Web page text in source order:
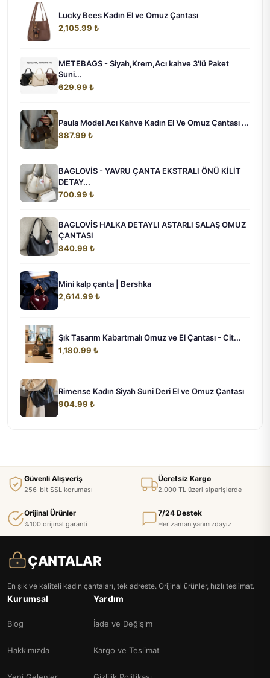
Lucky Bees Kadın El ve Omuz Çantası
2,105.99 ₺
METEBAGS - Siyah,Krem,Acı kahve 3'lü Paket
Suni...
629.99 ₺
Paula Model Acı Kahve Kadın El Ve Omuz Çantası ...
887.99 ₺
BAGLOVİS - YAVRU ÇANTA EKSTRALI ÖNÜ KİLİT
DETAY...
700.99 ₺
BAGLOVİS HALKA DETAYLI ASTARLI SALAŞ OMUZ
ÇANTASI
840.99 ₺
Mini kalp çanta | Bershka
2,614.99 ₺
Şık Tasarım Kabartmalı Omuz ve El Çantası - Cit...
1,180.99 ₺
Rimense Kadın Siyah Suni Deri El ve Omuz Çantası
904.99 ₺
Güvenli Alışveriş
256-bit SSL koruması
Ücretsiz Kargo
2.000 TL üzeri siparişlerde
Orijinal Ürünler
%100 orijinal garanti
7/24 Destek
Her zaman yanınızdayız
ÇANTALAR
En şık ve kaliteli kadın çantaları, tek adreste. Orijinal ürünler, hızlı teslimat.
Kurumsal
Blog
Hakkımızda
Yardım
İade ve Değişim
Kargo ve Teslimat